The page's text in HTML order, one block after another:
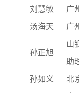
刘慧敏 广
汤海天 广
孙正旭
山
助
孙如义 北